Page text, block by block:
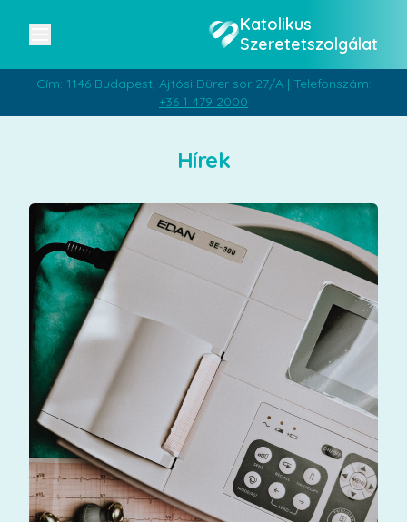
Katolikus
Szeretetszolgálat
Cím: 1146 Budapest, Ajtósi Dürer sor 27/A | Telefonszám:
+36 1 479 2000
Hírek